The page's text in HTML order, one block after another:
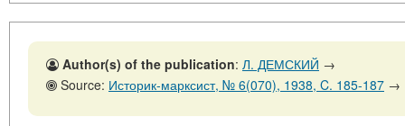
Author(s) of the publication: Л. ДЕМСКИЙ →
Source: Историк-марксист, № 6(070), 1938, C. 185-187 →